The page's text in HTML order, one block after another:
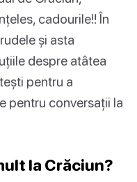
cadourile!! În
și asta
despre atâtea
pentru a
pentru conversații la
la Crăciun?